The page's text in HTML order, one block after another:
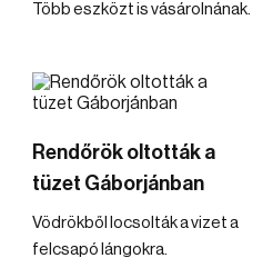
Több eszközt is vásárolnának.
Rendőrök oltották a
tüzet Gáborjánban
Vödrökből locsolták a vizet a
felcsapó lángokra.